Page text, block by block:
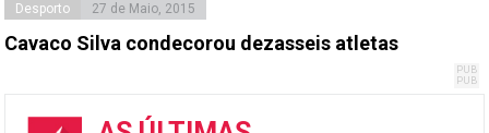
Desporto 27 de Maio, 2015
Cavaco Silva condecorou dezasseis atletas